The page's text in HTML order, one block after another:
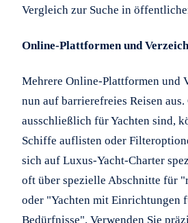
Vergleich zur Suche in
Online-Plattformen und
Mehrere Online-Plattformen und
nun auf barrierefreies Reisen
ausschließlich für Yachten sind,
Schiffe auflisten oder
sich auf Luxus-Yacht-Charter
oft über spezielle Abschnitte für
oder "Yachten mit Einrichtungen
Bedürfnisse". Verwenden Sie